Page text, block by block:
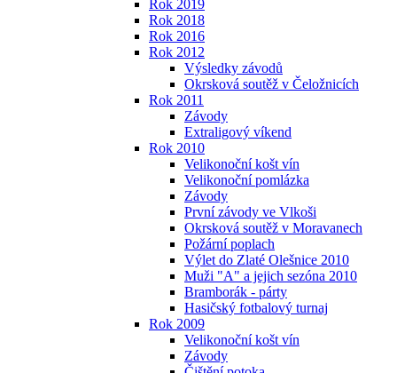
Rok 2019
Rok 2018
Rok 2016
Rok 2012
Výsledky závodů
Okrsková soutěž v Čeložnicích
Rok 2011
Závody
Extraligový víkend
Rok 2010
Velikonoční košt vín
Velikonoční pomlázka
Závody
První závody ve Vlkoši
Okrsková soutěž v Moravanech
Požární poplach
Výlet do Zlaté Olešnice 2010
Muži "A" a jejich sezóna 2010
Bramborák - párty
Hasičský fotbalový turnaj
Rok 2009
Velikonoční košt vín
Závody